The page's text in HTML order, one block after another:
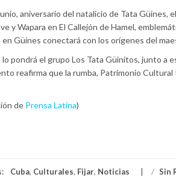
aniversario del natalicio de Tata
y Wapara en El Callejón de Hamel,
en Güines conectará con los orígenes del
lo pondrá el grupo Los Tata Güinitos, junto
reafirma que la rumba, Patrimonio
de Prensa Latina)
Cuba, Culturales, Fijar, Noticias / Sin